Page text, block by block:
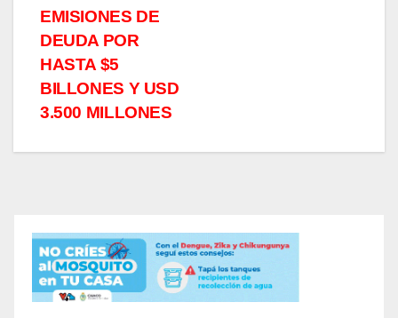
EMISIONES DE
DEUDA POR
HASTA $5
BILLONES Y USD
3.500 MILLONES